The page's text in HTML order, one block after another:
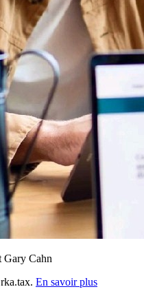
Gary Cahn
En savoir plus